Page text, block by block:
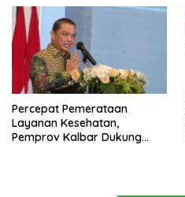
Percepat Pemerataan
Layanan Kesehatan,
Pemprov Kalbar Dukung